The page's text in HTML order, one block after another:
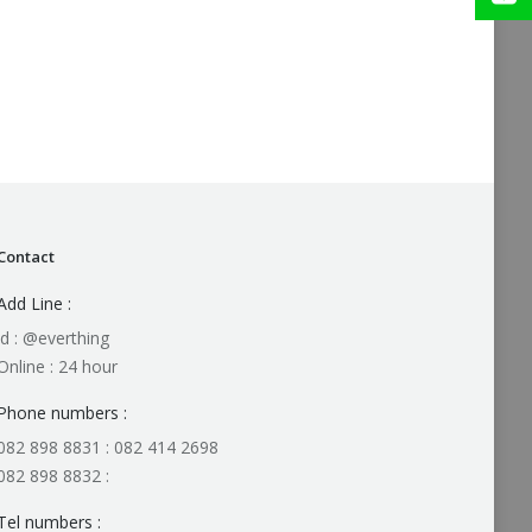
Line :
: @everthing
: 24 hour
numbers :
898 8831 : 082 414 2698
898 8832 :
numbers :